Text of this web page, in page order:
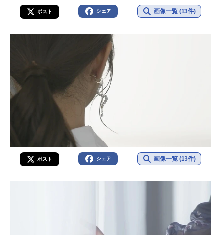
ポスト シェア 画像一覧 (13件)
ポスト シェア 画像一覧 (13件)